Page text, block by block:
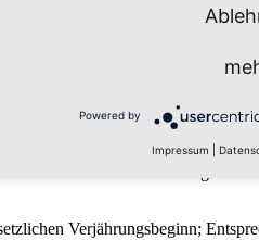
sich nicht stets
Verjährungsbeginn;
Powered by
Impressum